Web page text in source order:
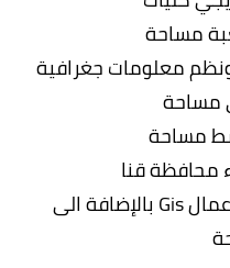
مساحة
معلومات جغرافية
مساحة
مساحة
محافظة قنا
- الأولوية لمن لديه خبرة بأعمال Gis بالإضافة الى